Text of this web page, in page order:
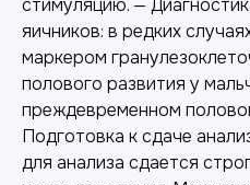
яичников: в редких
маркером
полового развития у
преждевременном
Подготовка к сдаче
для анализа сдается